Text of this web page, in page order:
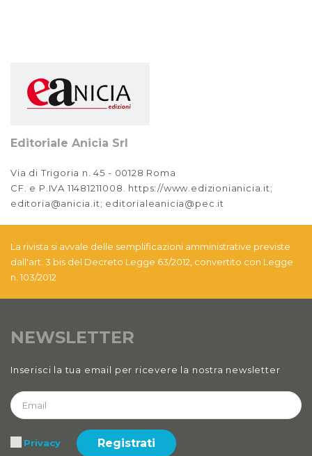
Anno XIII, Numero 3
Anno XIII, Numero 2
Anno XIII, Numero 1
2021
Anno XII, Numero 4
2020
Anno XII
2019
Anno XI, Numero 3
2019
Editoriale Anicia Srl
Via di Trigoria n. 45 - 00128 Roma
CF. e P.IVA 11481211008. https://www.edizionianicia.it;
editoria@anicia.it; editorialeanicia@pec.it
La rivista si avvale delle semplificazioni amministrative previste
dall'art. 3 bis del Decreto Legge 63/2012, convertito con Legge
n. 103/2012
NEWSLETTER
Inserisci la tua email per ricevere la nostra newsletter
Privacy Registrati